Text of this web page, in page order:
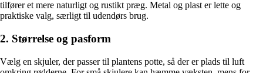
tilfører et mere naturligt og rustikt præg. Metal og plast er lette og
praktiske valg, særligt til udendørs brug.
2. Størrelse og pasform
Vælg en skjuler, der passer til plantens potte, så der er plads til luft